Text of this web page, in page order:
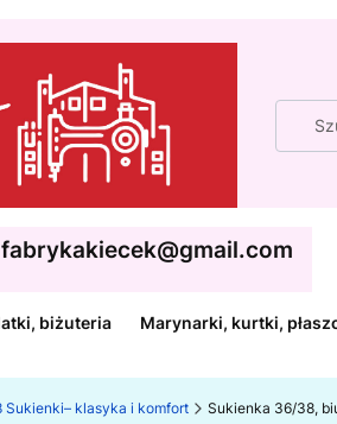
biżuteria Marynarki, kurtki,
Sukienki– klasyka i komfort Sukienka 36/38,